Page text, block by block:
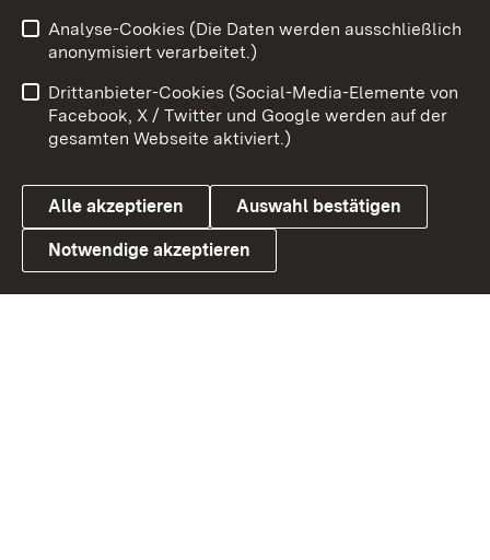
Link zum Landesportal
Impressum
Kontakt
Barrierefreiheit
Datenschutz
Cookies
Analyse-Cookies (Die Daten werden ausschließlich
anonymisiert verarbeitet.)
Drittanbieter-Cookies (Social-Media-Elemente von
Facebook, X / Twitter und Google werden auf der
gesamten Webseite aktiviert.)
Alle akzeptieren Auswahl bestätigen
Notwendige akzeptieren